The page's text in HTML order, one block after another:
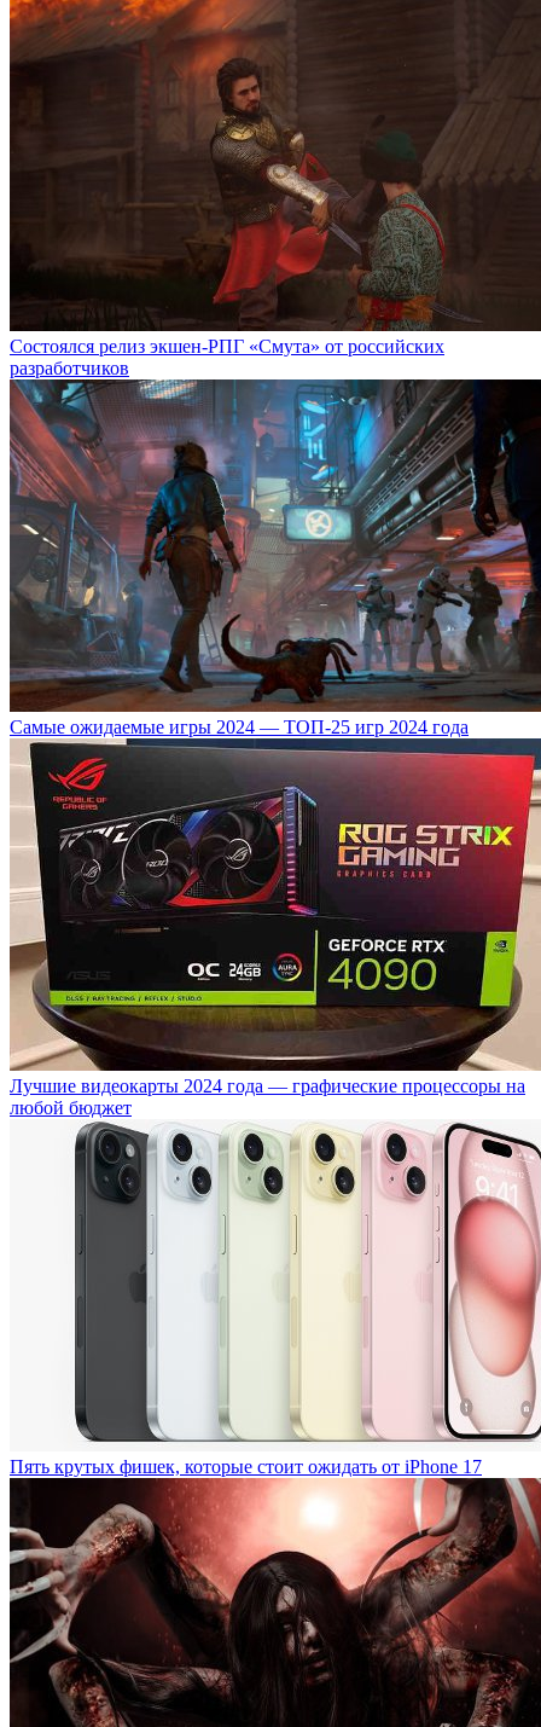
Cостоялся релиз экшен-РПГ «Смута» от российских
разработчиков
Самые ожидаемые игры 2024 — ТОП-25 игр 2024 года
Лучшие видеокарты 2024 года — графические процессоры на
любой бюджет
Пять крутых фишек, которые стоит ожидать от iPhone 17